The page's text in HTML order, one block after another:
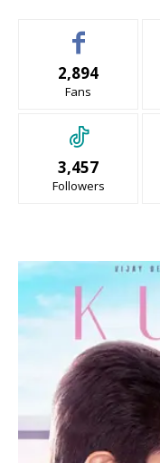
2,894
Fans
3,457
Followers